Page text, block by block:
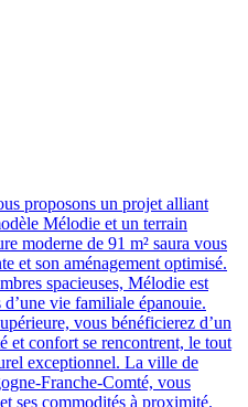
proposons un projet alliant
Mélodie et un terrain
moderne de 91 m² saura vous
et son aménagement optimisé.
spacieuses, Mélodie est
vie familiale épanouie.
vous bénéficierez d’un
et confort se rencontrent, le tout
exceptionnel. La ville de
Franche-Comté, vous
ses commodités à proximité.